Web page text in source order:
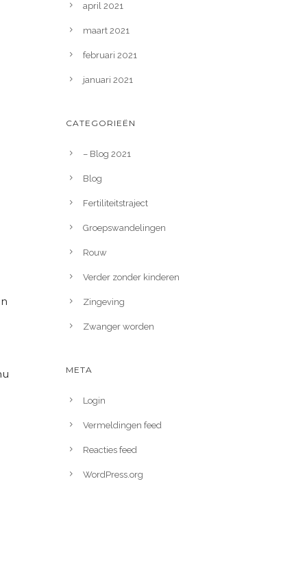
april 2021
maart 2021
februari 2021
januari 2021
CATEGORIEËN
– Blog 2021
Blog
Fertiliteitstraject
Groepswandelingen
Rouw
Verder zonder kinderen
Zingeving
Zwanger worden
META
Login
Vermeldingen feed
Reacties feed
WordPress.org